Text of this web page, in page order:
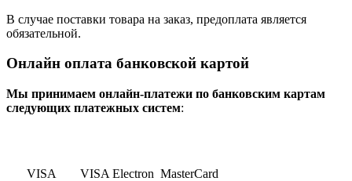
В случае поставки товара на заказ, предоплата является
обязательной.
Онлайн оплата банковской картой
Мы принимаем онлайн-платежи по банковским картам
cледующих платежных систем:
VISA VISA Electron MasterCard